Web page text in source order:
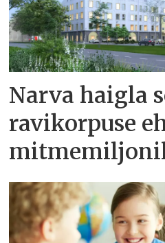
Narva haigla
ravikorpuse